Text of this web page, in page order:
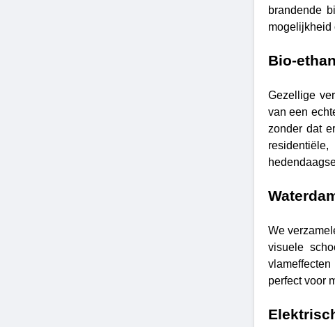
brandende
mogelijkheid
Bio-
Gezellige
van een
zonder dat
We
visuele
perfect voor